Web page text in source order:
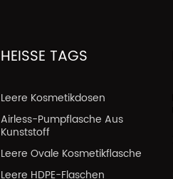
HEISSE TAGS
Leere Kosmetikdosen
Airless-Pumpflasche Aus
Kunststoff
Leere Ovale Kosmetikflasche
Leere HDPE-Flaschen